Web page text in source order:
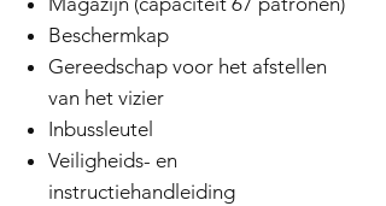
Beschermkap
Gereedschap voor het afstellen
van het vizier
Inbussleutel
Veiligheids- en
instructiehandleiding